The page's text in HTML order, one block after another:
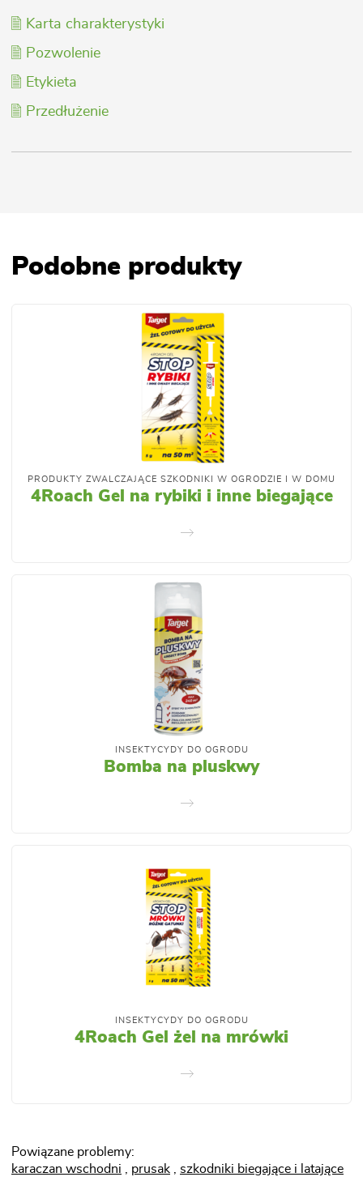
Karta charakterystyki
Pozwolenie
Etykieta
Przedłużenie
Podobne produkty
PRODUKTY ZWALCZAJĄCE SZKODNIKI W OGRODZIE I W DOMU
4Roach Gel na rybiki i inne biegające
INSEKTYCYDY DO OGRODU
Bomba na pluskwy
INSEKTYCYDY DO OGRODU
4Roach Gel żel na mrówki
Powiązane problemy:
karaczan wschodni , prusak , szkodniki biegające i latające